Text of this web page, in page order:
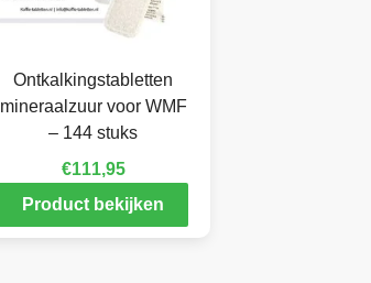
Ontkalkingstabletten
mineraalzuur voor WMF
– 144 stuks
€111,95
Product bekijken